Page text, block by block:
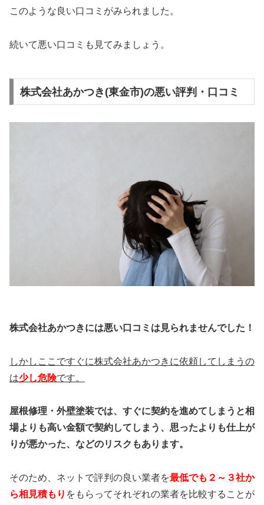
このような良い口コミがみられました。
続いて悪い口コミも見てみましょう。
株式会社あかつき(東金市)の悪い評判・口コミ
株式会社あかつきには悪い口コミは見られませんでした！
しかしここですぐに株式会社あかつきに依頼してしまうの
は少し危険です。
屋根修理・外壁塗装では、すぐに契約を進めてしまうと相
場よりも高い金額で契約してしまう、思ったよりも仕上が
りが悪かった、などのリスクもあります。
そのため、ネットで評判の良い業者を最低でも２～３社か
ら相見積もり をもらってそれぞれの業者を比較することが